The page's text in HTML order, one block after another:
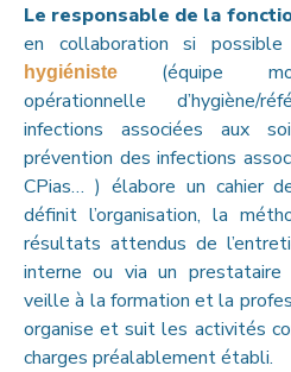
Le responsable de la
en collaboration si
hygiéniste
(équipe
opérationnelle d’hygiène/
infections associées aux
prévention des infections
CPias… ) élabore un cahier
définit l’organisation, la
résultats attendus de
interne ou via un prestataire
veille à la formation et la
organise et suit les activités
charges préalablement établi.